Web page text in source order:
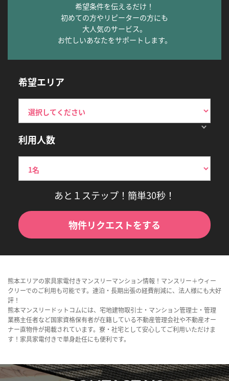
希望条件を伝えるだけ！
初めての方やリピーターの方にも
大人気のサービス。
お忙しいあなたをサポートします。
希望エリア
利用人数
あと１ステップ！簡単30秒！
物件リクエストをする
熊本エリアの家具家電付きマンスリーマンション情報！マンスリー＋ウィー
クリーでのご利用も可能です。連泊・長期出張の経費削減に、法人様にも大好
評！
熊本マンスリードットコムには、宅地建物取引士・マンション管理士・管理
業務主任者など国家資格保有者が在籍している不動産管理会社や不動産オー
ナー直物件が掲載されています。寮・社宅として安心してご利用いただけま
す！家具家電付きで単身赴任にも便利です。